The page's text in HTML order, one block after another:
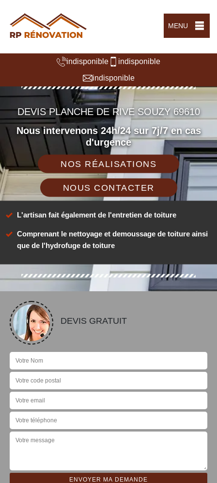
MENU
indisponible
indisponible
indisponible
DEVIS PLANCHE DE RIVE SOUZY 69610
Nous intervenons 24h/24 sur 7j/7 en cas
d'urgence
NOS RÉALISATIONS
NOUS CONTACTER
L'artisan fait également de l'entretien de toiture
Comprenant le nettoyage et demoussage de toiture ainsi
que de l'hydrofuge de toiture
DEVIS GRATUIT